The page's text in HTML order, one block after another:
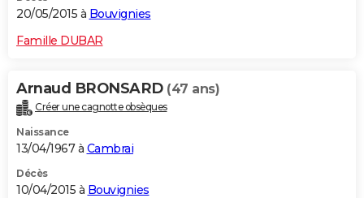
20/05/2015 à Bouvignies
Famille DUBAR
Arnaud BRONSARD (47 ans)
Créer une cagnotte obsèques
Naissance
13/04/1967 à Cambrai
Décès
10/04/2015 à Bouvignies